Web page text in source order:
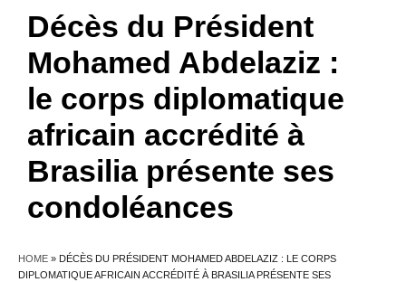
Décès du Président
Mohamed Abdelaziz :
le corps diplomatique
africain accrédité à
Brasilia présente ses
condoléances
HOME » DÉCÈS DU PRÉSIDENT MOHAMED ABDELAZIZ : LE CORPS
DIPLOMATIQUE AFRICAIN ACCRÉDITÉ À BRASILIA PRÉSENTE SES